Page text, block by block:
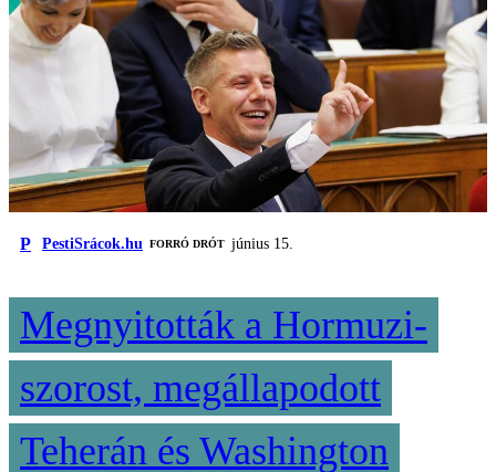
P PestiSrácok.hu FORRÓ DRÓT június 15.
Megnyitották a Hormuzi-
szorost, megállapodott
Teherán és Washington